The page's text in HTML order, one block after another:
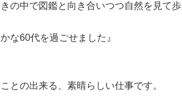
の中で図鑑と向き合いつつ自然を見て歩
な60代を過ごせました』
との出来る、素晴らしい仕事です。